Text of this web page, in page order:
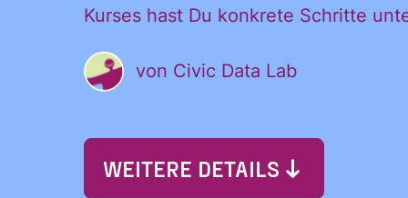
Kurses hast Du konkrete Schritte
von Civic Data Lab
WEITERE DETAILS